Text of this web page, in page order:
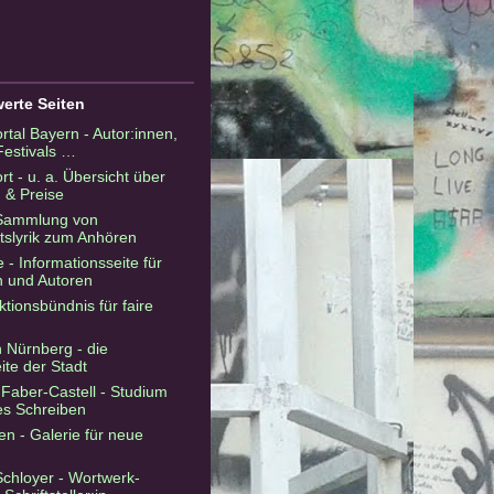
Seiten
Bayern - Autor:innen,
…
- u. a. Übersicht über
& Preise
von
zum Anhören
- Informationsseite für
und Autoren
für faire
Nürnberg - die
der Stadt
Castell - Studium
Schreiben
- Galerie für neue
- Wortwerk-